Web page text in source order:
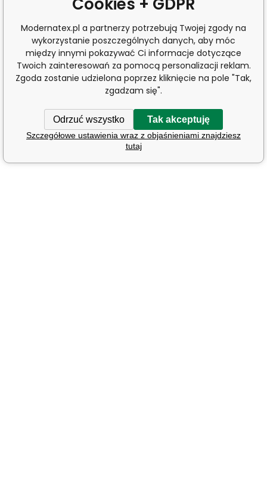
Modernatex.pl a partnerzy potrzebują Twojej zgody na
wykorzystanie poszczególnych danych, aby móc
między innymi pokazywać Ci informacje dotyczące
Twoich zainteresowań za pomocą personalizacji reklam.
Zgoda zostanie udzielona poprzez kliknięcie na pole "Tak,
zgadzam się".
Odrzuć wszystko Tak akceptuję
Szczegółowe ustawienia wraz z objaśnieniami znajdziesz
tutaj